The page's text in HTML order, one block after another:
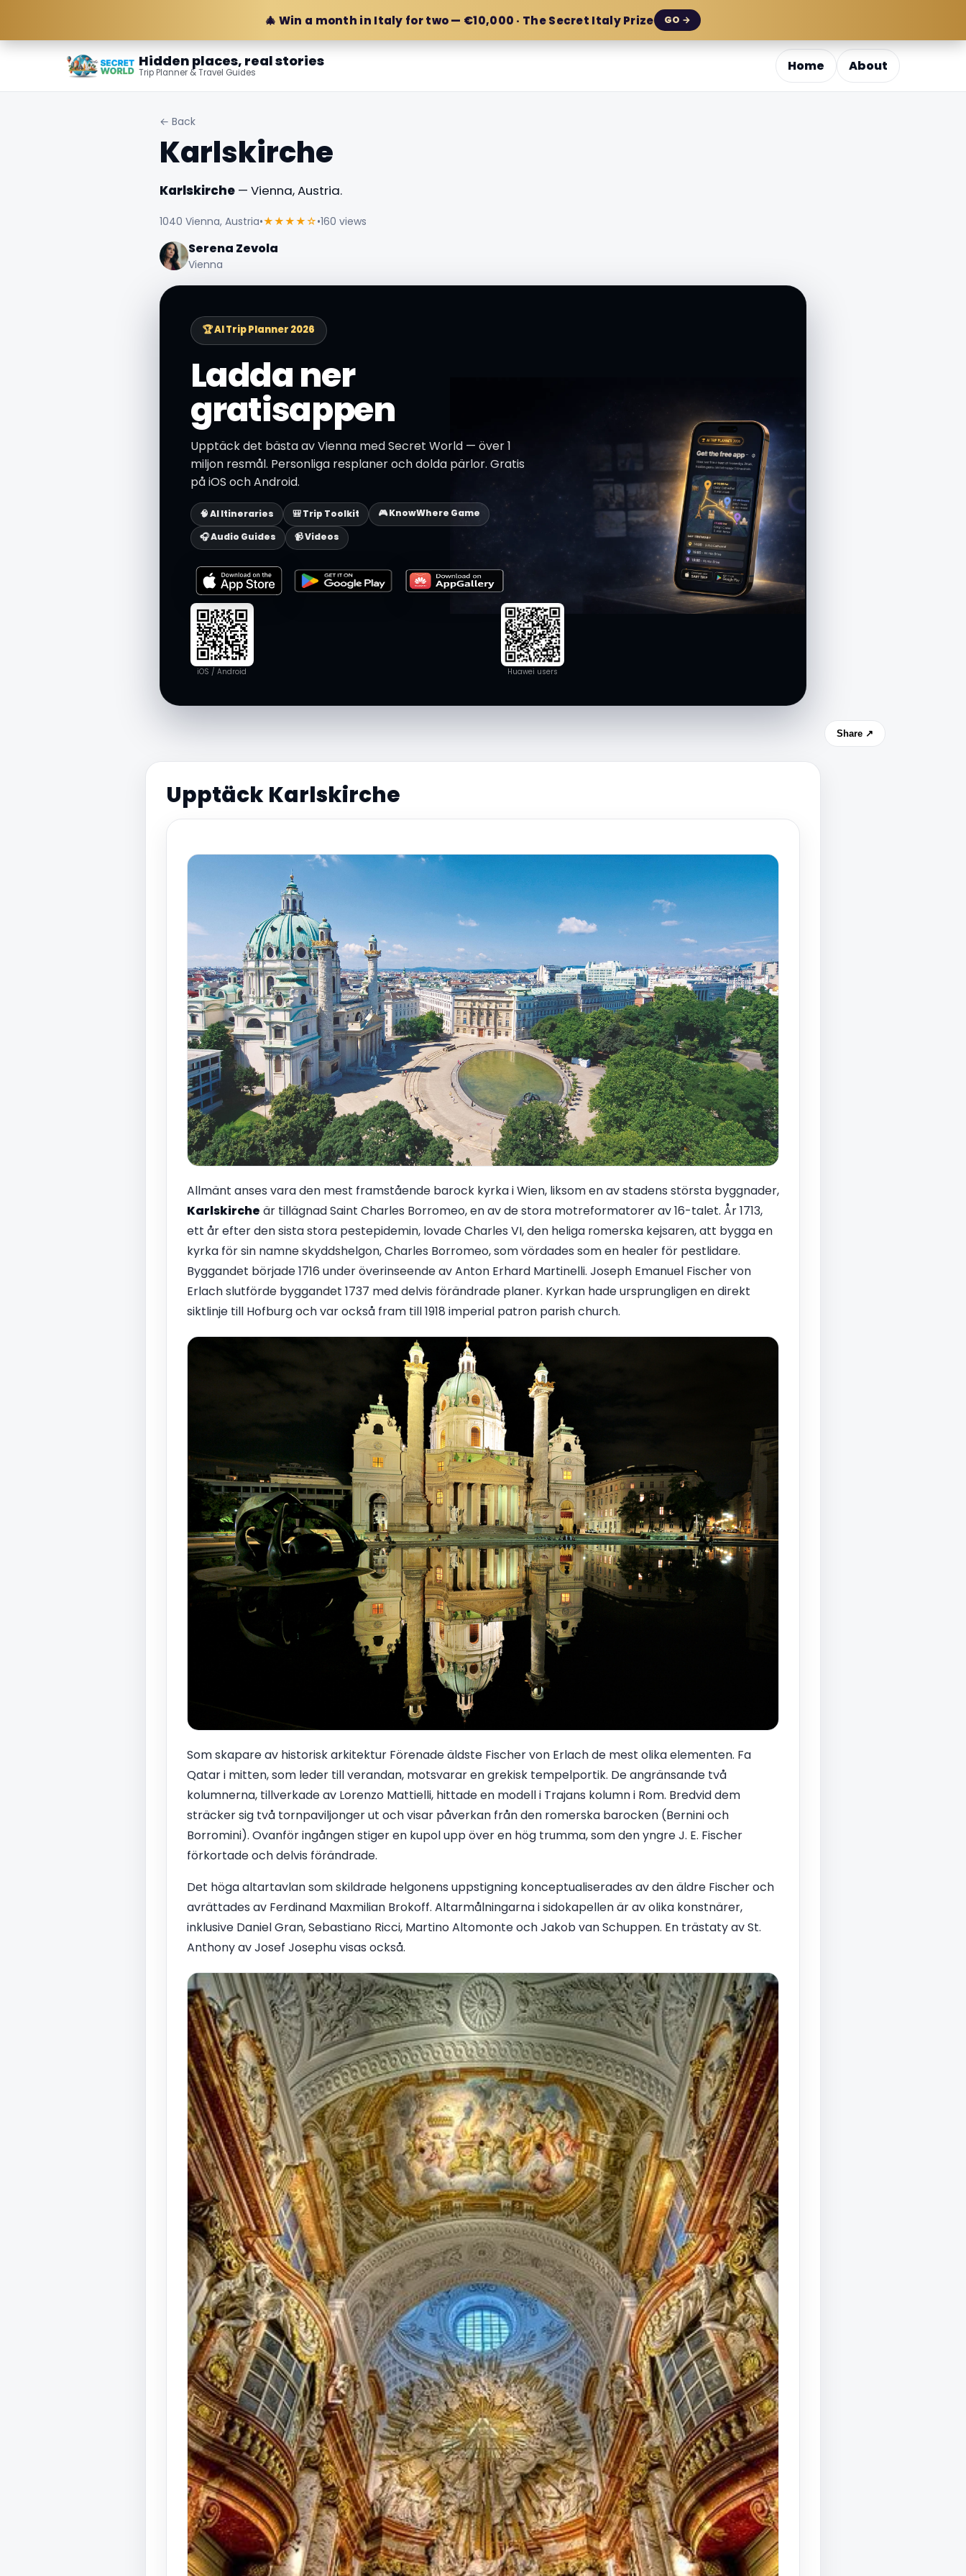
🎄 Win a month in Italy for two — €10,000 · The Secret Italy Prize GO →
Hidden places, real stories
Trip Planner & Travel Guides Home About
← Back
Karlskirche
Karlskirche— Vienna, Austria.
1040 Vienna, Austria•★★★★☆•160 views
Serena Zevola
Vienna
🏆 AI Trip Planner 2026
Ladda ner
gratisappen
Upptäck det bästa av Vienna med Secret World — över 1
miljon resmål. Personliga resplaner och dolda pärlor. Gratis
på iOS och Android.
🧠 AI Itineraries 🎒 Trip Toolkit
🎮 KnowWhere Game
🎧 Audio Guides
📹 Videos
iOS / Android Huawei users
Share ↗
Upptäck Karlskirche
Allmänt anses vara den mest framstående barock kyrka i Wien, liksom en av stadens största byggnader,
Karlskirche är tillägnad Saint Charles Borromeo, en av de stora motreformatorer av 16-talet. År 1713,
ett år efter den sista stora pestepidemin, lovade Charles VI, den heliga romerska kejsaren, att bygga en
kyrka för sin namne skyddshelgon, Charles Borromeo, som vördades som en healer för pestlidare.
Byggandet började 1716 under överinseende av Anton Erhard Martinelli. Joseph Emanuel Fischer von
Erlach slutförde byggandet 1737 med delvis förändrade planer. Kyrkan hade ursprungligen en direkt
siktlinje till Hofburg och var också fram till 1918 imperial patron parish church.
Som skapare av historisk arkitektur Förenade äldste Fischer von Erlach de mest olika elementen. Fa
Qatar i mitten, som leder till verandan, motsvarar en grekisk tempelportik. De angränsande två
kolumnerna, tillverkade av Lorenzo Mattielli, hittade en modell i Trajans kolumn i Rom. Bredvid dem
sträcker sig två tornpaviljonger ut och visar påverkan från den romerska barocken (Bernini och
Borromini). Ovanför ingången stiger en kupol upp över en hög trumma, som den yngre J. E. Fischer
förkortade och delvis förändrade.
Det höga altartavlan som skildrade helgonens uppstigning konceptualiserades av den äldre Fischer och
avrättades av Ferdinand Maxmilian Brokoff. Altarmålningarna i sidokapellen är av olika konstnärer,
inklusive Daniel Gran, Sebastiano Ricci, Martino Altomonte och Jakob van Schuppen. En trästaty av St.
Anthony av Josef Josephu visas också.